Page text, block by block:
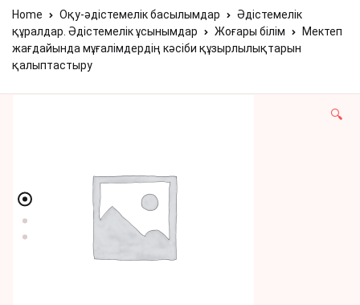
Home Оқу-әдістемелік басылымдар
Әдістемелік
құралдар. Әдістемелік ұсынымдар
Жоғары білім
Мектеп
жағдайында мұғалімдердің кәсіби құзырлылықтарын
қалыптастыру
🔍